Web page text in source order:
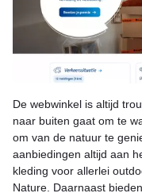
De webwinkel is altijd
naar buiten gaat om te
om van de natuur te
aanbiedingen altijd aan
kleding voor allerlei
Nature. Daarnaast